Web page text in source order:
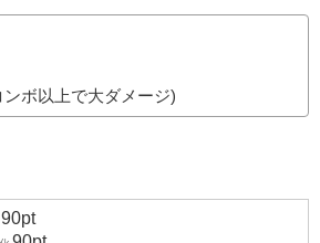
ボ以上で大ダメージ)
90pt